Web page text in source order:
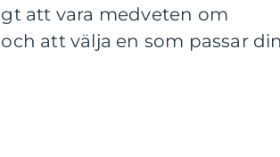
att vara medveten om
att välja en som passar din